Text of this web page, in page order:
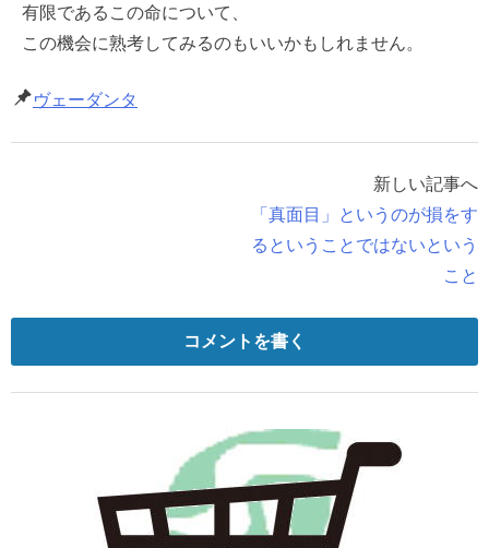
有限であるこの命について、
この機会に熟考してみるのもいいかもしれません。
ヴェーダンタ
新しい記事へ
「真面目」というのが損をす
るということではないという
こと
コメントを書く